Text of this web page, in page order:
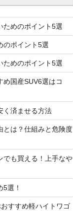
ためのポイント5選
のポイント5選
ためのポイント5選
め国産SUV6選はコ
く済ませる方法
とは？仕組みと危険度
でも買える！上手なや
選！
すすめ軽ハイトワゴ